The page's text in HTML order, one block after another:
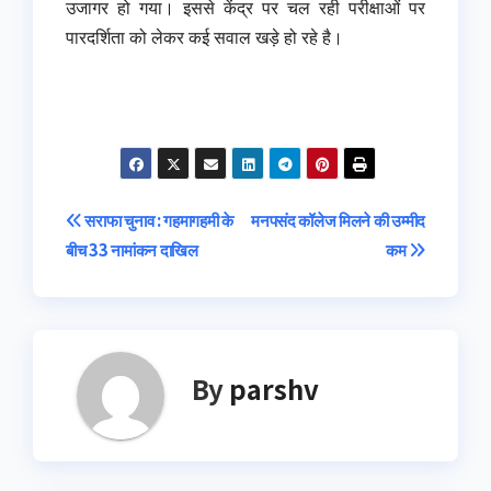
उजागर हो गया। इससे केंद्र पर चल रही परीक्षाओं पर
पारदर्शिता को लेकर कई सवाल खड़े हो रहे है।
Post
navigation
मनपसंद कॉलेज मिलने की उम्मीद
कम
सराफा चुनाव : गहमागहमी के
बीच 33 नामांकन दाखिल
By parshv